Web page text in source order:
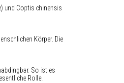
und Coptis chinensis
Körper. Die
So ist es
Rolle.